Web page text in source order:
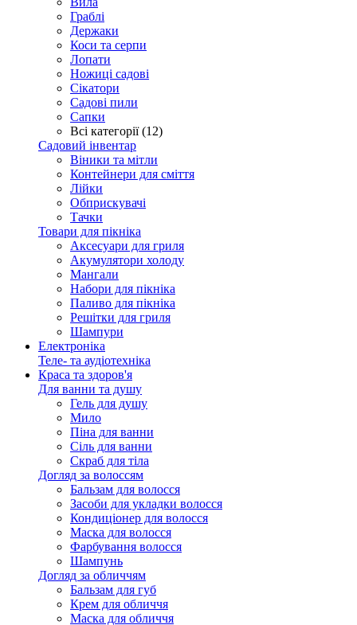
Граблі
Держаки
Коси та серпи
Лопати
Ножиці садові
Сікатори
Садові пили
Сапки
Всі категорії (12)
Садовий інвентар
Віники та мітли
Контейнери для сміття
Лійки
Обприскувачі
Тачки
Товари для пікніка
Аксесуари для гриля
Акумулятори холоду
Мангали
Набори для пікніка
Паливо для пікніка
Решітки для гриля
Шампури
Електроніка
Теле- та аудіотехніка
Краса та здоров'я
Для ванни та душу
Гель для душу
Мило
Піна для ванни
Сіль для ванни
Скраб для тіла
Догляд за волоссям
Бальзам для волосся
Засоби для укладки волосся
Кондиціонер для волосся
Маска для волосся
Фарбування волосся
Шампунь
Догляд за обличчям
Бальзам для губ
Крем для обличчя
Маска для обличчя